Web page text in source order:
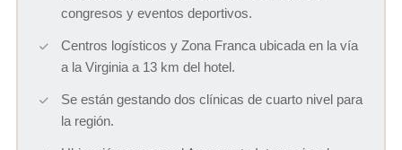
congresos y eventos deportivos.
Centros logísticos y Zona Franca ubicada en la vía
a la Virginia a 13 km del hotel.
Se están gestando dos clínicas de cuarto nivel para
la región.